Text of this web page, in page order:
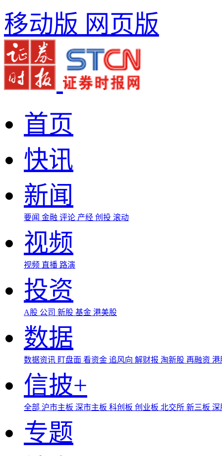
移动版 网页版
首页
快讯
新闻
要闻 金融 评论 产经 创投 滚动
视频
视频 直播 路演
投资
A股 公司 新股 基金 港美股
数据
数据资讯 盯盘面 看资金 追风向 解财报 淘新股 再融资
信披+
全部 沪市主板 深市主板 科创板 创业板 北交所 新三板
专题